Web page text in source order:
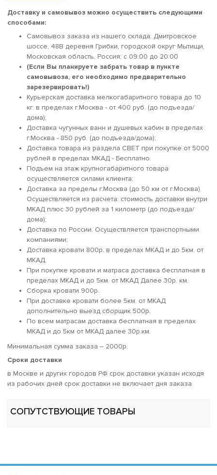
Доставку и самовывоз можно осуществить следующими
способами:
Самовывоз заказа из нашего склада: Дмитровское
шоссе, 48В деревня Грибки, городской округ Мытищи,
Московская область, Россия; c 09:00 до 20:00
(Если Вы планируете забрать товар в пункте
самовывоза, его необходимо предварительно
зарезервировать!)
Курьерская доставка мелкогабаритного товара до 10
кг. в пределах г.Москва - от 400 руб. (до подъезда/
дома);
Доставка чугунных ванн и душевых кабин в пределах
г.Москва - 850 руб. (до подъезда/дома);
Доставка товара из раздела СВЕТ при покупке от 5000
рублей в пределах МКАД - Бесплатно.
Подъем на этаж крупногабаритного товара
осуществляется силами клиента;
Доставка за пределы г.Москва (до 50 км от г.Москва).
Осуществляется из расчета: стоимость доставки внутри
МКАД плюс 30 рублей за 1 километр (до подъезда/
дома);
Доставка по России. Осуществляется транспортными
компаниями;
Доставка кровати 800р. в пределах МКАД и до 5км. от
МКАД.
При покупке кровати и матраса доставка бесплатная в
пределах МКАД и до 5км. от МКАД Далее 30р. км.
Сборка кровати 900р.
При доставке кровати более 5км. от МКАД
дополнительно выезд сборщик 500р.
По всем матрасам доставка бесплатная в пределах
МКАД и до 5км от МКАД далее 30р.км.
Минимальная сумма заказа – 2000р.
Сроки доставки
в Москве и других городов РФ срок доставки указан исходя
из рабочих дней срок доставки не включает дня заказа
СОПУТСТВУЮЩИЕ ТОВАРЫ